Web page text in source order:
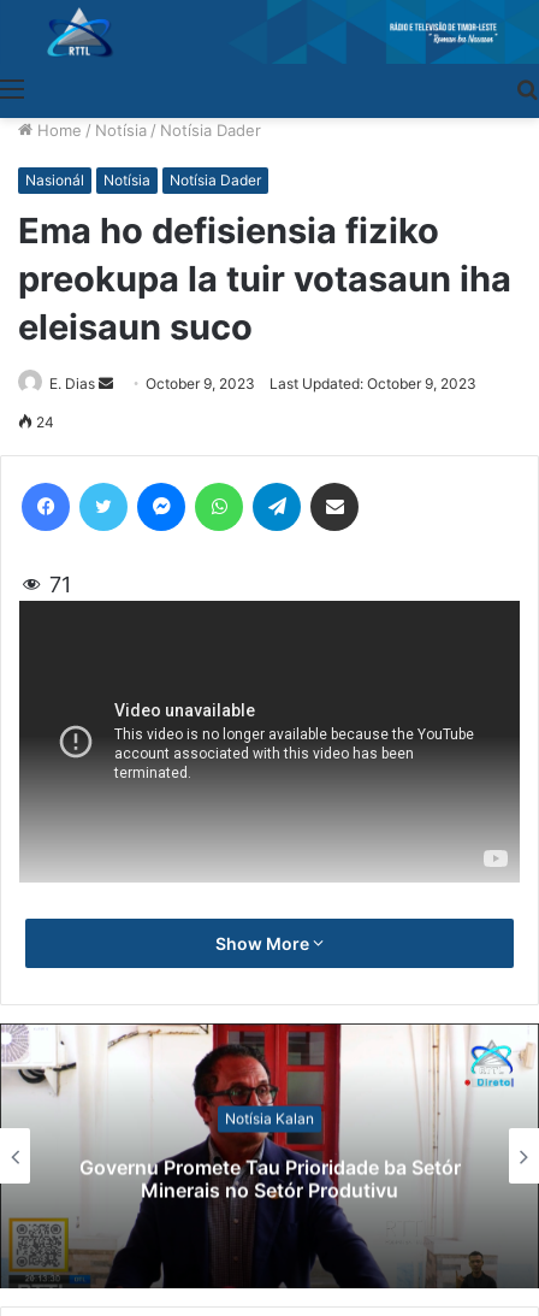
Home / Notísia / Notísia Dader
Nasionál Notísia Notísia Dader
Ema ho defisiensia fiziko
preokupa la tuir votasaun iha
eleisaun suco
E. Dias
SendOctober 9, 2023 Last Updated: October 9, 2023
24
71
Show More
Notísia Kalan
Governu Promete Tau Prioridade ba Setór
Minerais no Setór Produtivu